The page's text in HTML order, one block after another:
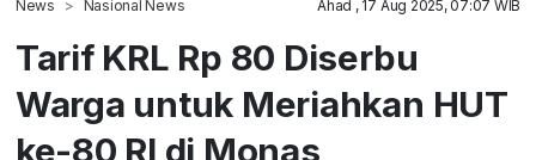
News Nasional News Ahad , 17 Aug 2025, 07:07 WIB
Tarif KRL Rp 80 Diserbu
Warga untuk Meriahkan HUT
ke-80 RI di Monas